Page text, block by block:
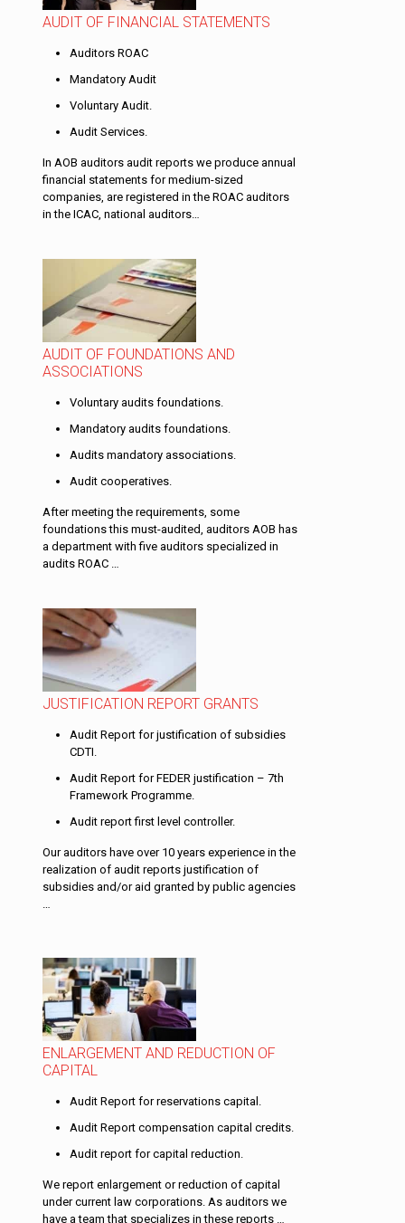
AUDIT OF FINANCIAL STATEMENTS
Auditors ROAC
Mandatory Audit
Voluntary Audit.
Audit Services.
In AOB auditors audit reports we produce annual
financial statements for medium-sized
companies, are registered in the ROAC auditors
in the ICAC, national auditors…
AUDIT OF FOUNDATIONS AND
ASSOCIATIONS
Voluntary audits foundations.
Mandatory audits foundations.
Audits mandatory associations.
Audit cooperatives.
After meeting the requirements, some
foundations this must-audited, auditors AOB has
a department with five auditors specialized in
audits ROAC …
JUSTIFICATION REPORT GRANTS
Audit Report for justification of subsidies
CDTI.
Audit Report for FEDER justification – 7th
Framework Programme.
Audit report first level controller.
Our auditors have over 10 years experience in the
realization of audit reports justification of
subsidies and/or aid granted by public agencies
…
ENLARGEMENT AND REDUCTION OF
CAPITAL
Audit Report for reservations capital.
Audit Report compensation capital credits.
Audit report for capital reduction.
We report enlargement or reduction of capital
under current law corporations. As auditors we
have a team that specializes in these reports …